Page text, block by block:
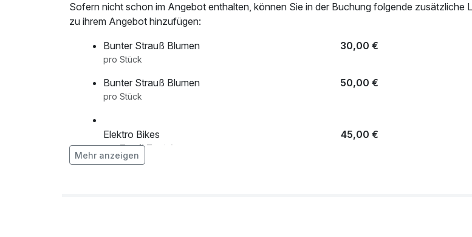
• Gerhard-Porsche-Automuseum erkunden
• Im Casino Velden sein Glück probieren
• Hirter Brauerei Führung
• Schokoladengenuss bei Craigher
• Stadtführungen durch Klagenfurt
• Alpaka-Spaziergang erleben
Sofern nicht schon im Angebot enthalten, können Sie in der Buchung folgende zusätzliche
zu ihrem Angebot hinzufügen:
Bunter Strauß Blumen
30,00 €
pro Stück
Bunter Strauß Blumen 50,00 €
pro Stück
Elektro Bikes 45,00 €
pro Tag (1 Tag/e)
Mehr anzeigen